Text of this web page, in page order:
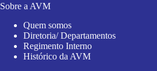
Sobre a AVM
Quem somos
Diretoria/ Departamentos
Regimento Interno
Histórico da AVM